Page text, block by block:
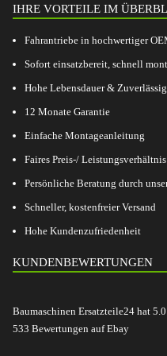
IHRE VORTEILE IM
Fahrantriebe in hochwertiger
Sofort einsatzbereit, schnell
Hohe Lebensdauer &
12 Monate Garantie
Einfache Montageanleitung
Faires Preis-/ Leistungsverhältnis
Persönliche Beratung durch
Schneller, kostenfreier Versand
Hohe Kundenzufriedenheit
KUNDENBEWERTUNGEN
Baumaschinen Ersatzteile24 hat 5.0
533 Bewertungen auf Ebay